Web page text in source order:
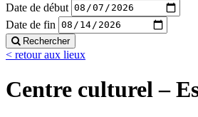
Date de début
Date de fin
Rechercher
< retour aux lieux
Centre culturel –